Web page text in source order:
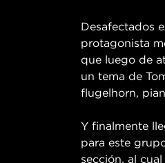
Desafectados
protagonista
que luego de
un tema de
flugelhorn,
Y finalmente
para este
sección, al